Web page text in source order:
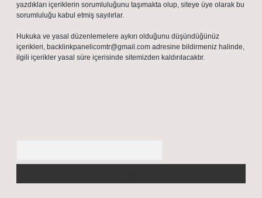
yazdıkları içeriklerin sorumluluğunu taşımakta olup, siteye üye olarak bu
sorumluluğu kabul etmiş sayılırlar.
Hukuka ve yasal düzenlemelere aykırı olduğunu düşündüğünüz
içerikleri, backlinkpanelicomtr@gmail.com adresine bildirmeniz halinde,
ilgili içerikler yasal süre içerisinde sitemizden kaldırılacaktır.